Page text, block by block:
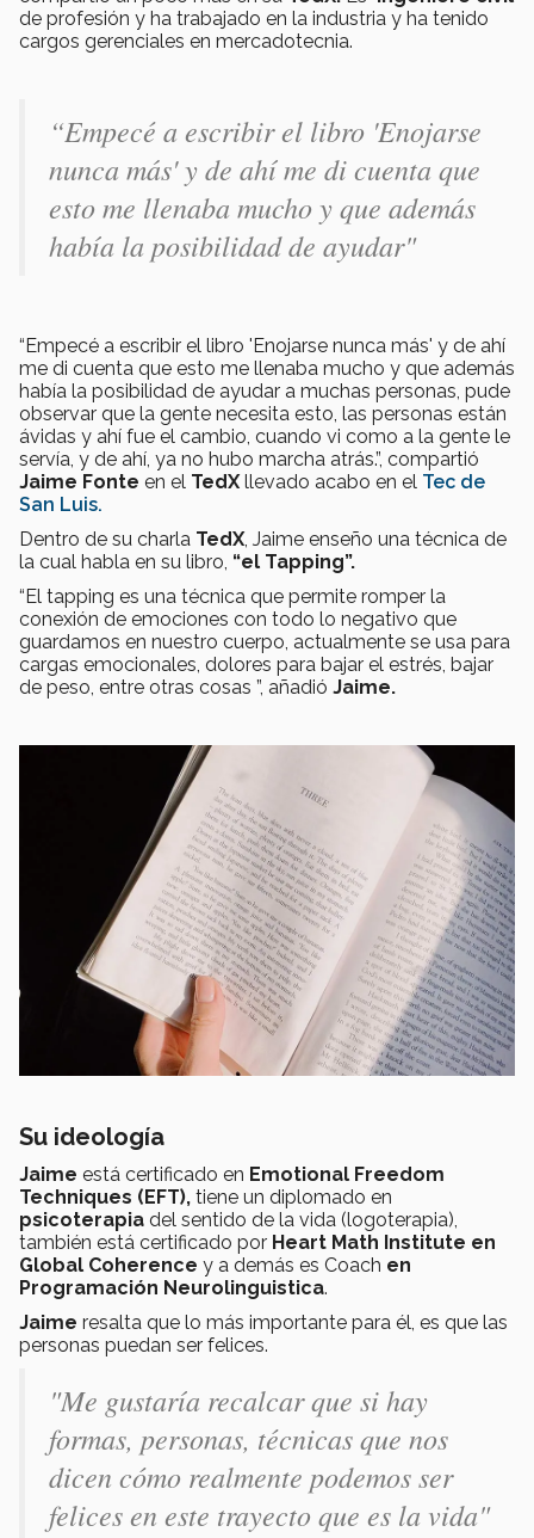
de profesión y ha trabajado en la industria y ha tenido
cargos gerenciales en mercadotecnia.
“Empecé a escribir el libro 'Enojarse
nunca más' y de ahí me di cuenta que
esto me llenaba mucho y que además
había la posibilidad de ayudar"
“Empecé a escribir el libro 'Enojarse nunca más' y de ahí
me di cuenta que esto me llenaba mucho y que además
había la posibilidad de ayudar a muchas personas, pude
observar que la gente necesita esto, las personas están
ávidas y ahí fue el cambio, cuando vi como a la gente le
servía, y de ahí, ya no hubo marcha atrás.”, compartió
Jaime Fonte en el TedXllevado acabo en el Tec de
San Luis.
Dentro de su charla TedX, Jaime enseño una técnica de
la cual habla en su libro, “el Tapping”.
“El tapping es una técnica que permite romper la
conexión de emociones con todo lo negativo que
guardamos en nuestro cuerpo, actualmente se usa para
cargas emocionales, dolores para bajar el estrés, bajar
de peso, entre otras cosas ”, añadió Jaime.
Su ideología
Jaime está certificado en Emotional Freedom
Techniques (EFT), tiene un diplomado en
psicoterapia del sentido de la vida (logoterapia),
también está certificado por Heart Math Institute en
Global Coherence y a demás es Coach en
Programación Neurolinguistica.
Jaime resalta que lo más importante para él, es que las
personas puedan ser felices.
"Me gustaría recalcar que si hay
formas, personas, técnicas que nos
dicen cómo realmente podemos ser
felices en este trayecto que es la vida"